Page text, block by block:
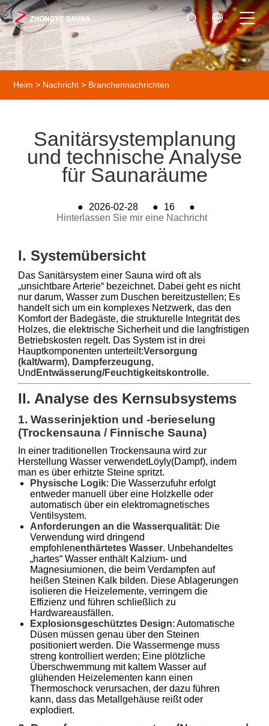
Heim > Nachricht > Branchennachrichten
Sanitärsystemplanung
und technische Analyse
für Saunaräume
● 2026-02-28 ● 16
●
Hinterlassen Sie mir eine Nachricht
I. Systemübersicht
Das Sanitärsystem einer Sauna wird oft als
„unsichtbare Arterie“ bezeichnet. Dabei geht es nicht
nur darum, Wasser zum Duschen bereitzustellen; Es
handelt sich um ein komplexes Netzwerk, das den
Komfort der Badegäste, die strukturelle Integrität des
Holzes, die elektrische Sicherheit und die langfristigen
Betriebskosten regelt. Das System ist in drei
Hauptkomponenten unterteilt:Versorgung
(kalt/warm), Dampferzeugung,
Und Entwässerung/Feuchtigkeitskontrolle.
II. Analyse des Kernsubsystems
1. Wasserinjektion und -berieselung
(Trockensauna / Finnische Sauna)
In einer traditionellen Trockensauna wird zur
Herstellung Wasser verwendetLöyly(Dampf), indem
man es über erhitzte Steine ​​spritzt.
Physische Logik: Die Wasserzufuhr erfolgt
entweder manuell über eine Holzkelle oder
automatisch über ein elektromagnetisches
Ventilsystem.
Anforderungen an die Wasserqualität: Die
Verwendung wird dringend
empfohlenenthärtetes Wasser. Unbehandeltes
„hartes“ Wasser enthält Kalzium- und
Magnesiumionen, die beim Verdampfen auf
heißen Steinen Kalk bilden. Diese Ablagerungen
isolieren die Heizelemente, verringern die
Effizienz und führen schließlich zu
Hardwareausfällen.
Explosionsgeschütztes Design: Automatische
Düsen müssen genau über den Steinen
positioniert werden. Die Wassermenge muss
streng kontrolliert werden; Eine plötzliche
Überschwemmung mit kaltem Wasser auf
glühenden Heizelementen kann einen
Thermoschock verursachen, der dazu führen
kann, dass das Metallgehäuse reißt oder
explodiert.